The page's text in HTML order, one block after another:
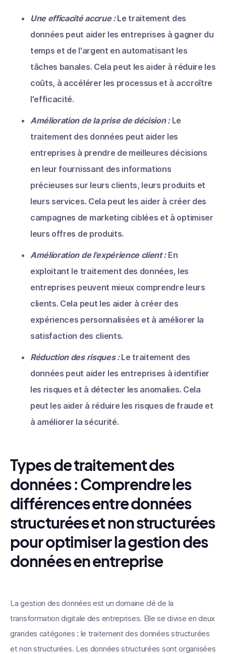
Une efficacité accrue :Le traitement des
données peut aider les entreprises à gagner du
temps et de l'argent en automatisant les
tâches banales. Cela peut les aider à réduire les
coûts, à accélérer les processus et à accroître
l'efficacité.
Amélioration de la prise de décision : Le
traitement des données peut aider les
entreprises à prendre de meilleures décisions
en leur fournissant des informations
précieuses sur leurs clients, leurs produits et
leurs services. Cela peut les aider à créer des
campagnes de marketing ciblées et à optimiser
leurs offres de produits.
Amélioration de l'expérience client : En
exploitant le traitement des données, les
entreprises peuvent mieux comprendre leurs
clients. Cela peut les aider à créer des
expériences personnalisées et à améliorer la
satisfaction des clients.
Réduction des risques :Le traitement des
données peut aider les entreprises à identifier
les risques et à détecter les anomalies. Cela
peut les aider à réduire les risques de fraude et
à améliorer la sécurité.
Types de traitement des
données : Comprendre les
différences entre données
structurées et non structurées
pour optimiser la gestion des
données en entreprise
La gestion des données est un domaine clé de la
transformation digitale des entreprises. Elle se divise en deux
grandes catégories : le traitement des données structurées
et non structurées. Les données structurées sont organisées